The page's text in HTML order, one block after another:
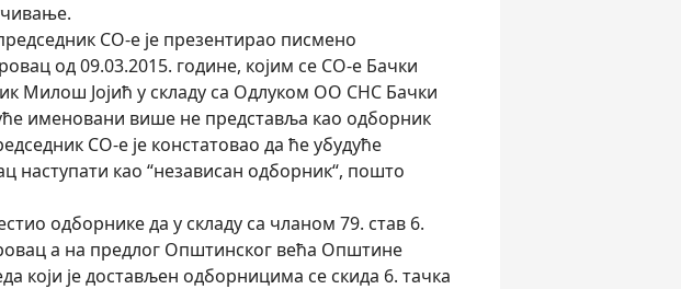
СО-е је презентирао писмено
од 09.03.2015. године, којим се СО-е Бачки
Милош Јојић у складу са Одлуком ОО СНС Бачки
именовани више не представља као одборник
СО-е је констатовао да ће убудуће
као “независан одборник“, пошто
одборнике да у складу са чланом 79. став 6.
а на предлог Општинског већа Општине
који је достављен одборницима се скида 6. тачка